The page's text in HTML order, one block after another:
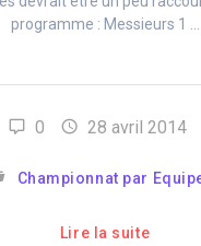
programme : Messieurs 1 …
0 28 avril 2014
Championnat par
Lire la suite